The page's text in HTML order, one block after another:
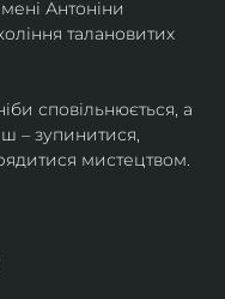
Антоніни
талановитих
сповільнюється, а
– зупинитися,
мистецтвом.